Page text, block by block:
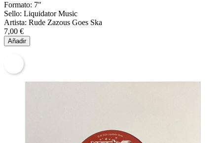
Formato: 7"
Sello: Liquidator Music
Artista: Rude Zazous Goes Ska
7,00 €
Añadir